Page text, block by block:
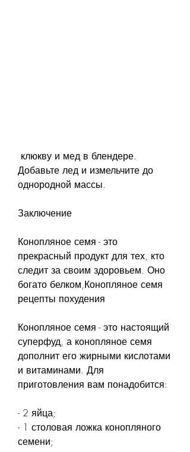
Добавьте лед и измельчите до
однородной массы.
Заключение
Конопляное семя - это
прекрасный продукт для тех, кто
следит за своим здоровьем. Оно
богато белком,Конопляное семя
рецепты похудения
Конопляное семя - это настоящий
суперфуд, а конопляное семя
дополнит его жирными кислотами
и витаминами. Для
приготовления вам понадобится:
- 2 яйца;
- 1 столовая ложка конопляного
семени;